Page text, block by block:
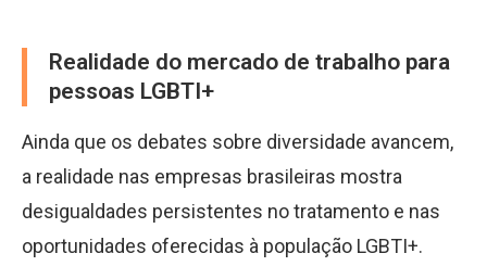
Realidade do mercado de trabalho para
pessoas LGBTI+
Ainda que os debates sobre diversidade avancem,
a realidade nas empresas brasileiras mostra
desigualdades persistentes no tratamento e nas
oportunidades oferecidas à população LGBTI+.